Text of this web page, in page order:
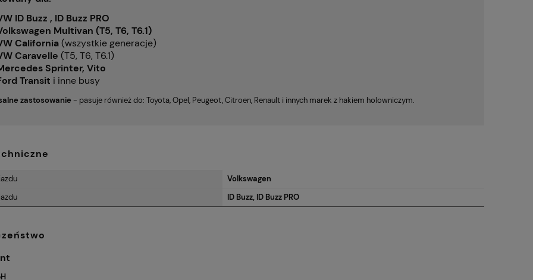
ID Buzz , ID Buzz PRO
Multivan (T5, T6, T6.1)
California(wszystkie generacje)
Caravelle (T5, T6, T6.1)
Sprinter, Vito
Transit i inne busy
zastosowanie - pasuje również do: Toyota, Opel, Peugeot, Citroen, Renault i innych marek z hakiem holowniczym.
Volkswagen
ID Buzz, ID Buzz PRO